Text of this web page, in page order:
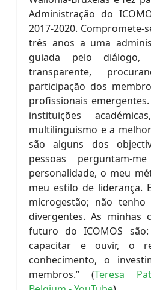
Administração do
2017-2020. Compromete-
três anos a uma
guiada pelo diálogo,
transparente,
participação dos
profissionais
instituições
multilinguismo e a
são alguns dos
pessoas perguntam-
personalidade, o meu
meu estilo de liderança.
microgestão; não
divergentes. As minhas
futuro do ICOMOS
capacitar e ouvir, o
conhecimento, o
membros.” (Teresa